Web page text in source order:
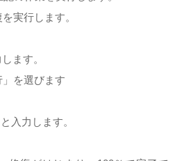
実行します。
ます。
を選びます
入力します。